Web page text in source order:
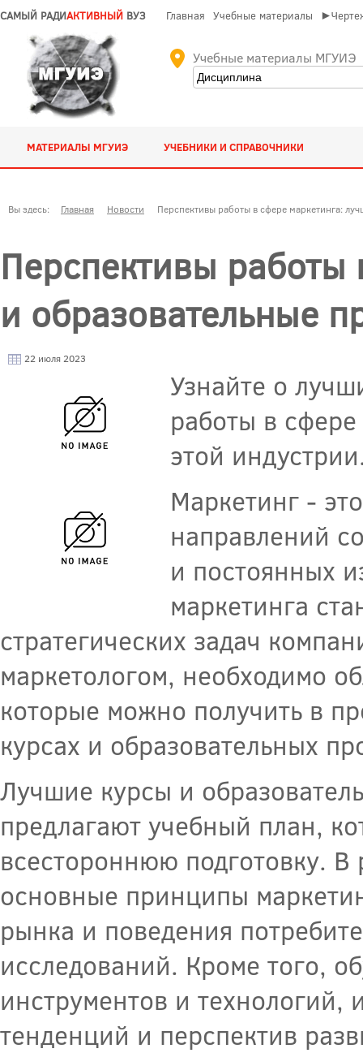
САМЫЙ РАДИАКТИВНЫЙ ВУЗ Главная Учебные материалы
Учебные материалы МГУИЭ
МАТЕРИАЛЫ МГУИЭ УЧЕБНИКИ И СПРАВОЧНИКИ
Вы здесь: Главная Новости Перспективы работы в сфере маркетинга:
Перспективы
и образовательные
22 июля 2023
Узнайте о
работы в
этой
Маркетинг -
направлений
и постоянных
маркетинга
стратегических задач
маркетологом, необходимо
которые можно получить в
курсах и образовательных
Лучшие курсы и
предлагают учебный план,
всестороннюю подготовку. В
основные принципы
рынка и поведения
исследований. Кроме того,
инструментов и технологий,
тенденций и перспектив